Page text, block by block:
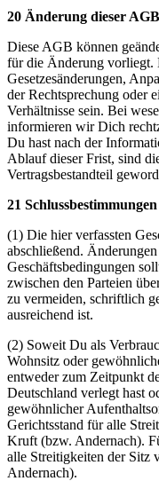
20 Änderung dieser AGB
Diese AGB können
für die Änderung vorliegt.
Gesetzesänderungen,
der Rechtsprechung oder
Verhältnisse sein. Bei
informieren wir Dich
Du hast nach der
Ablauf dieser Frist, sind
Vertragsbestandteil
21 Schlussbestimmungen
(1) Die hier verfassten
abschließend.
Geschäftsbedingungen
zwischen den Parteien
zu vermeiden, schriftlich
ausreichend ist.
(2) Soweit Du als
Wohnsitz oder
entweder zum Zeitpunkt
Deutschland verlegt hast
gewöhnlicher
Gerichtsstand für alle
Kruft (bzw. Andernach).
alle Streitigkeiten der
Andernach).